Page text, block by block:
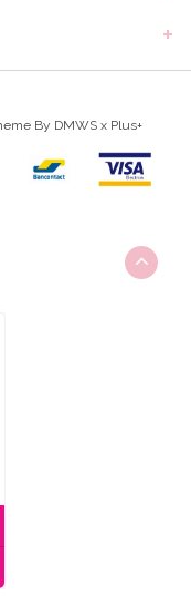
By DMWS x Plus+